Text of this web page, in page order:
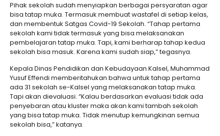
Pihak sekolah sudah menyiapkan berbagai persyaratan agar
bisa tatap muka. Termasuk membuat wastafel di setiap kelas,
dan membentuk Satgas Covid-19 Sekolah. “Tahap pertama
sekolah kami tidak termasuk yang bisa melaksanakan
pembelajaran tatap muka. Tapi, kami berharap tahap kedua
sekolah bisa masuk. Karena kami sudah siap,” tegasnya.
Kepala Dinas Pendidikan dan Kebudayaan Kalsel, Muhammad
Yusuf Effendi memberitahukan bahwa untuk tahap pertama
ada 31 sekolah se-Kalsel yang melaksanakan tatap muka.
Tapi akan dievaluasi. “Kalau berdasarkan evaluasi tidak ada
penyebaran atau kluster maka akan kami tambah sekolah
yang bisa tatap muka. Tidak menutup kemungkinan semua
sekolah bisa,” katanya.